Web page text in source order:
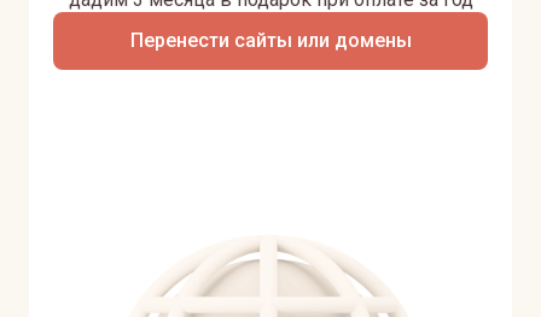
Перенести сайты или домены